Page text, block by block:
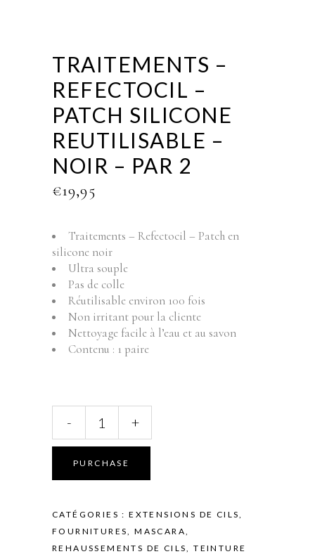
TRAITEMENTS –
REFECTOCIL –
PATCH SILICONE
REUTILISABLE –
NOIR – PAR 2
€19,95
Traitements – Refectocil – Patch en
silicone noir
Ultra souple
Pas de colle
Réutilisable environ 100 fois
Non irritant pour la cliente
Nettoyage facile à l’eau et au savon
Contenu : 1 paire
REFECTOCIL
PATCH
REUTILISABLE
-
NOIR
- +
PURCHASE
CATÉGORIES :EXTENSIONS DE CILS,
FOURNITURES,MASCARA,
REHAUSSEMENTS DE CILS,TEINTURE